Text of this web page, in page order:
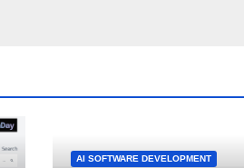
AI SOFTWARE DEVELOPMENT